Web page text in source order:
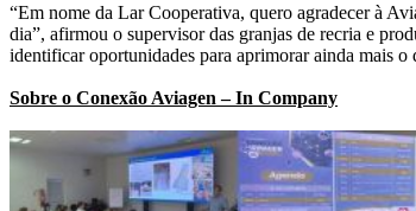
“Em nome da Lar Cooperativa, quero agradecer à
dia”, afirmou o supervisor das granjas de recria e
identificar oportunidades para aprimorar ainda mais o
Sobre o Conexão Aviagen – In Company